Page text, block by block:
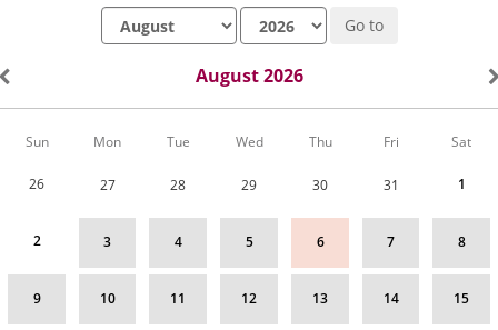
Go to
August 2026
Calendar
Sun Mon Tue Wed Thu Fri Sat
26 27 28 29 30 31 1
2 3 4 5 6 7 8
9 10 11 12 13 14 15